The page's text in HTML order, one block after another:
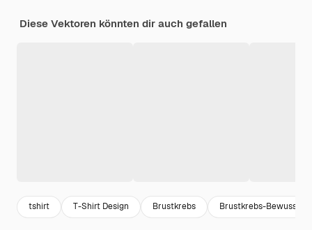
Diese Vektoren könnten dir auch gefallen
tshirt T-Shirt Design Brustkrebs Brustkrebs-